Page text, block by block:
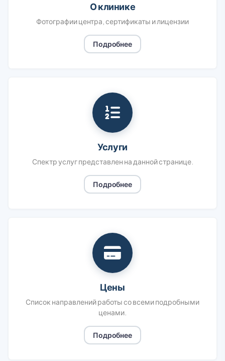
О клинике
Фотографии центра, сертификаты и лицензии
Подробнее
Услуги
Спектр услуг представлен на данной странице.
Подробнее
Цены
Список направлений работы со всеми подробными
ценами.
Подробнее